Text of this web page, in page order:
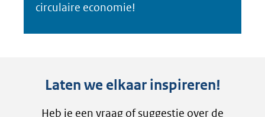
circulaire economie!
Laten we elkaar inspireren!
Heb je een vraag of suggestie over de